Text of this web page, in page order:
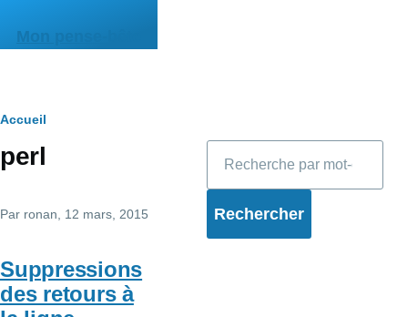
Mon pense-bête
Fil
d'Ariane
Accueil
perl
Par ronan , 12 mars, 2015
Suppressions
des retours à